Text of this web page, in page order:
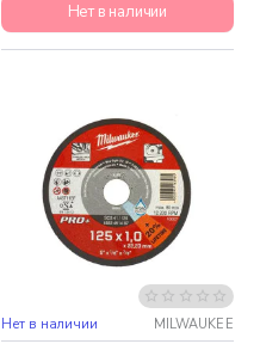
Нет в наличии
Нет в наличии MILWAUKEE